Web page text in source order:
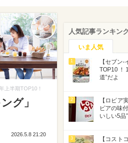
上半期TOP10！
グ」
2026.5.8 21:20
人気記事ランキン
いま人気
1
【セブン
TOP10
道”だよ
2
【ロピア
ピアの味
いしい5品
3
【コスト